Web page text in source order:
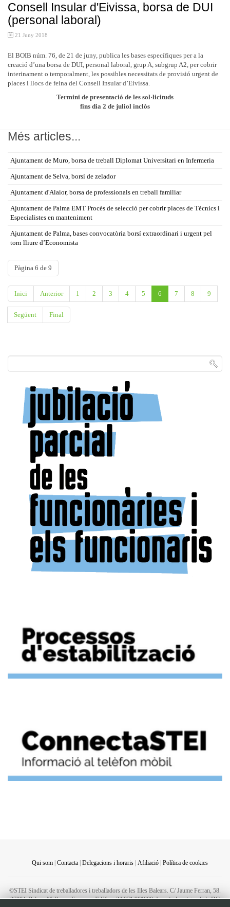
Consell Insular d'Eivissa, borsa de DUI
(personal laboral)
21 Juny 2018
El BOIB núm. 76, de 21 de juny, publica les bases específiques per a la
creació d’una borsa de DUI, personal laboral, grup A, subgrup A2, per cobrir
interinament o temporalment, les possibles necessitats de provisió urgent de
places i llocs de feina del Consell Insular d’Eivissa.
Termini de presentació de les sol·licituds
fins dia 2 de juliol inclòs
Més articles...
Ajuntament de Muro, borsa de treball Diplomat Universitari en Infermeria
Ajuntament de Selva, borsí de zelador
Ajuntament d'Alaior, borsa de professionals en treball familiar
Ajuntament de Palma EMT Procés de selecció per cobrir places de Tècnics i
Especialistes en manteniment
Ajuntament de Palma, bases convocatòria borsí extraordinari i urgent pel
torn lliure d’Economista
Pàgina 6 de 9
Inici Anterior 1 2 3 4 5 6 7 8 9
Següent Final
Qui som| Contacta| Delegacions i horaris| Afiliació| Política de cookies
©STEI Sindicat de treballadores i treballadors de les Illes Balears. C/ Jaume Ferran, 58.
07004. Palma. Mallorca. Espanya. Telèfon: 34 971 901600. Inscrit al registre de la DG